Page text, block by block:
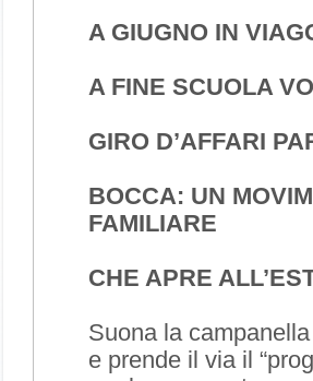
A GIUGNO IN
A FINE SCUOLA
GIRO D’AFFARI
BOCCA: UN
FAMILIARE
CHE APRE
Suona la
e prende il via il